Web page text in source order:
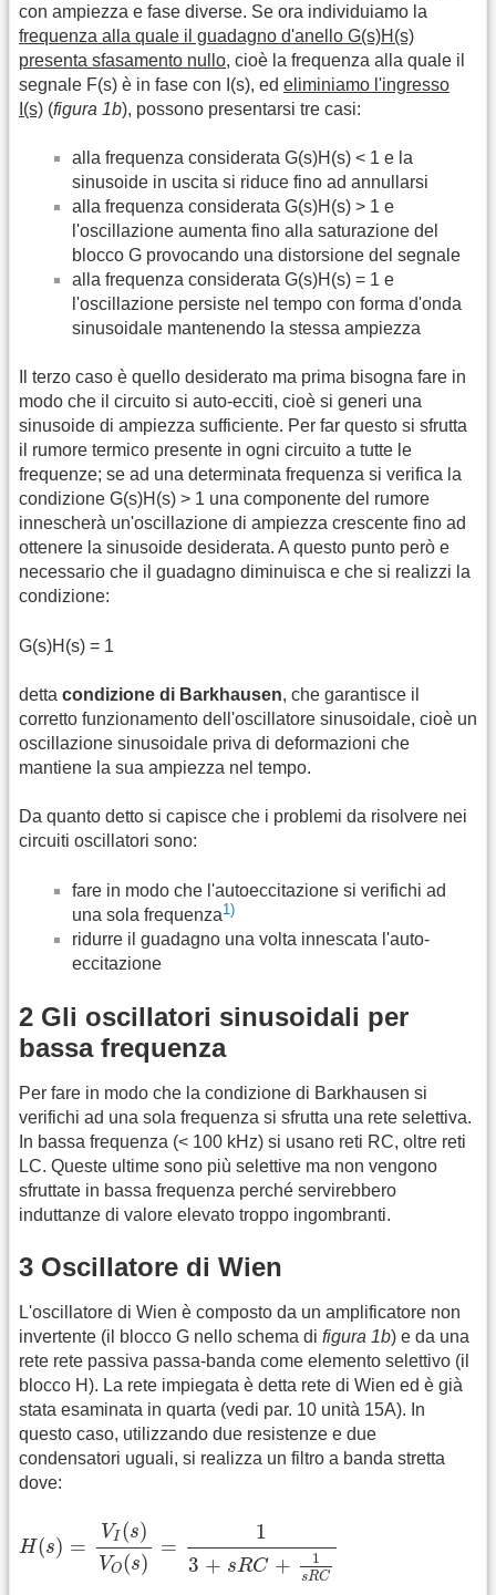
con ampiezza e fase diverse. Se ora individuiamo la
frequenza alla quale il guadagno d'anello G(s)H(s)
presenta sfasamento nullo, cioè la frequenza alla quale il
segnale F(s) è in fase con I(s), ed eliminiamo l'ingresso
I(s) (figura 1b), possono presentarsi tre casi:
alla frequenza considerata G(s)H(s) < 1 e la
sinusoide in uscita si riduce fino ad annullarsi
alla frequenza considerata G(s)H(s) > 1 e
l'oscillazione aumenta fino alla saturazione del
blocco G provocando una distorsione del segnale
alla frequenza considerata G(s)H(s) = 1 e
l'oscillazione persiste nel tempo con forma d'onda
sinusoidale mantenendo la stessa ampiezza
Il terzo caso è quello desiderato ma prima bisogna fare in
modo che il circuito si auto-ecciti, cioè si generi una
sinusoide di ampiezza sufficiente. Per far questo si sfrutta
il rumore termico presente in ogni circuito a tutte le
frequenze; se ad una determinata frequenza si verifica la
condizione G(s)H(s) > 1 una componente del rumore
innescherà un'oscillazione di ampiezza crescente fino ad
ottenere la sinusoide desiderata. A questo punto però e
necessario che il guadagno diminuisca e che si realizzi la
condizione:
G(s)H(s) = 1
detta condizione di Barkhausen, che garantisce il
corretto funzionamento dell'oscillatore sinusoidale, cioè un
oscillazione sinusoidale priva di deformazioni che
mantiene la sua ampiezza nel tempo.
Da quanto detto si capisce che i problemi da risolvere nei
circuiti oscillatori sono:
fare in modo che l'autoeccitazione si verifichi ad
una sola frequenza1)
ridurre il guadagno una volta innescata l'auto-
eccitazione
2 Gli oscillatori sinusoidali per
bassa frequenza
Per fare in modo che la condizione di Barkhausen si
verifichi ad una sola frequenza si sfrutta una rete selettiva.
In bassa frequenza (< 100 kHz) si usano reti RC, oltre reti
LC. Queste ultime sono più selettive ma non vengono
sfruttate in bassa frequenza perché servirebbero
induttanze di valore elevato troppo ingombranti.
3 Oscillatore di Wien
L'oscillatore di Wien è composto da un amplificatore non
invertente (il blocco G nello schema di figura 1b) e da una
rete rete passiva passa-banda come elemento selettivo (il
blocco H). La rete impiegata è detta rete di Wien ed è già
stata esaminata in quarta (vedi par. 10 unità 15A). In
questo caso, utilizzando due resistenze e due
condensatori uguali, si realizza un filtro a banda stretta
dove:
H(s) =
VI (s)
VO(s)
=
1
3 + sRC + 1
sRC
s)V O C+